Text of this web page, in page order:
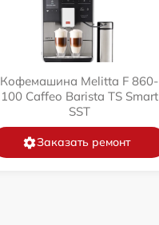
Кофемашина Melitta F 860-
100 Caffeo Barista TS Smart
SST
Заказать ремонт